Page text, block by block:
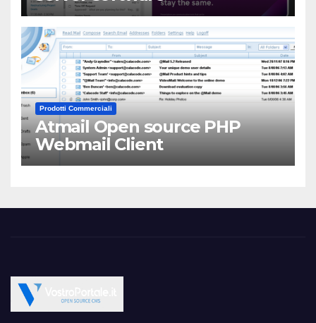
Prodotti Commerciali
Atmail Open source PHP
Webmail Client